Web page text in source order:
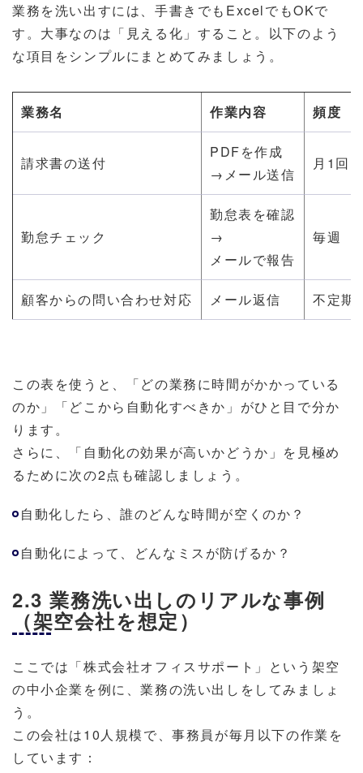
業務を洗い出すには、手書きでもExcelでもOKで
す。大事なのは「見える化」すること。以下のよう
な項目をシンプルにまとめてみましょう。
業務名 作業内容 頻度
請求書の送付
PDFを作成
→メール送信
月1回
勤怠チェック
勤怠表を確認
→
メールで報告
毎週
顧客からの問い合わせ対応 メール返信 不定期
この表を使うと、「どの業務に時間がかかっている
のか」「どこから自動化すべきか」がひと目で分か
ります。
さらに、「自動化の効果が高いかどうか」を見極め
るために次の2点も確認しましょう。
自動化したら、誰のどんな時間が空くのか？
自動化によって、どんなミスが防げるか？
2.3 業務洗い出しのリアルな事例
（架空会社を想定）
ここでは「株式会社オフィスサポート」という架空
の中小企業を例に、業務の洗い出しをしてみましょ
う。
この会社は10人規模で、事務員が毎月以下の作業を
しています：